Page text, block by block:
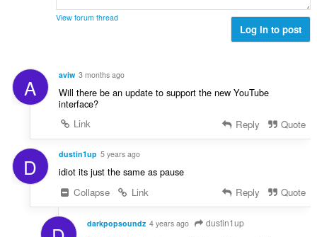
ч
і
н
ч
і
т
і
н
і
в
л
с
т
ь
і
н
ю
ч
і
View forum thread
Log in to post
A aviw 3 months ago
Will there be an update to support the new YouTube
interface?
Link
Reply Quote
D dustin1up 5 years ago
idiot its just the same as pause
Collapse
Link Reply Quote
darkpopsoundz 4 years ago dustin1up